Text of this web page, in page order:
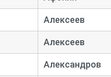
Алексеев
Алексеев
Александров